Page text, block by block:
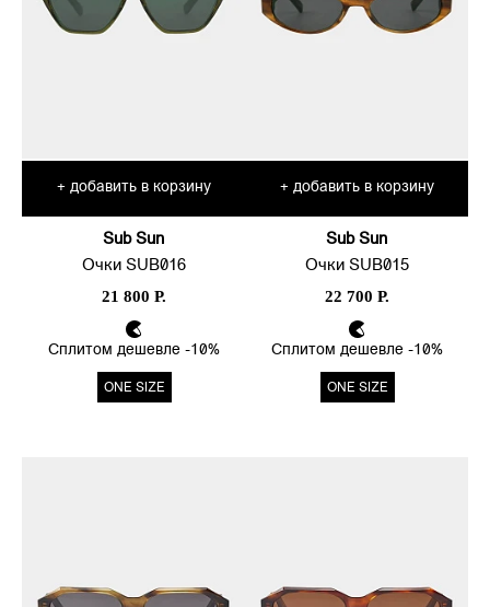
+ добавить в корзину
Sub Sun
Очки SUB016
21 800 Р.
Сплитом дешевле -10%
ONE SIZE
+ добавить в корзину
Sub Sun
Очки SUB015
22 700 Р.
Сплитом дешевле -10%
ONE SIZE